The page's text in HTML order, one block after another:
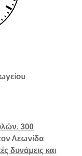
300
Λεωνίδα
δυνάμεις και